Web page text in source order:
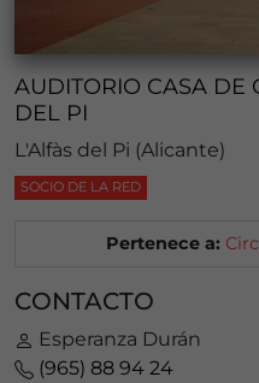
AUDITORIO CASA DE
DEL PI
L'Alfàs del Pi (Alicante)
SOCIO DE LA RED
Pertenece a:
CONTACTO
Esperanza Durán
(965) 88 94 24